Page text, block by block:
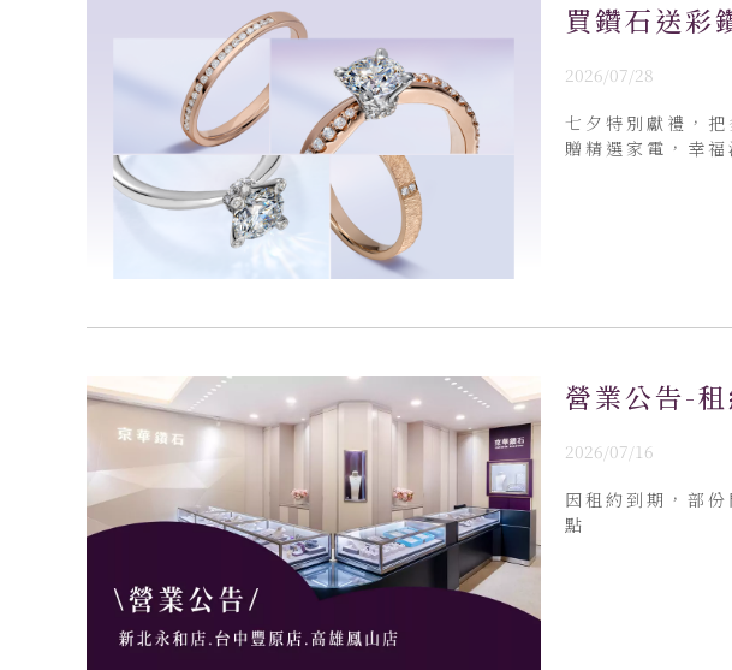
買鑽石送彩
2026/07/28
七夕特別獻禮，
贈精選家電，幸
營業公告-
2026/07/16
因租約到期，部
點